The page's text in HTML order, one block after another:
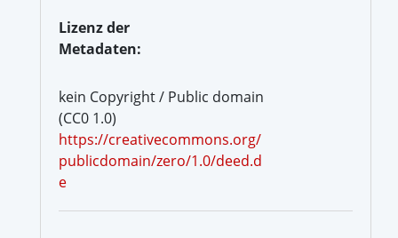
Lizenz der
Metadaten:
kein Copyright / Public domain
(CC0 1.0)
https://creativecommons.org/
publicdomain/zero/1.0/deed.d
e